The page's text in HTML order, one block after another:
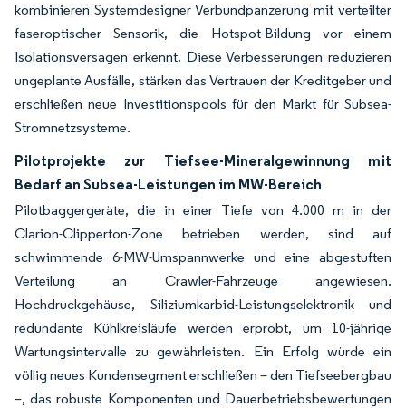
kombinieren Systemdesigner Verbundpanzerung mit verteilter
faseroptischer Sensorik, die Hotspot-Bildung vor einem
Isolationsversagen erkennt. Diese Verbesserungen reduzieren
ungeplante Ausfälle, stärken das Vertrauen der Kreditgeber und
erschließen neue Investitionspools für den Markt für Subsea-
Stromnetzsysteme.
Pilotprojekte zur Tiefsee-Mineralgewinnung mit
Bedarf an Subsea-Leistungen im MW-Bereich
Pilotbaggergeräte, die in einer Tiefe von 4.000 m in der
Clarion-Clipperton-Zone betrieben werden, sind auf
schwimmende 6-MW-Umspannwerke und eine abgestuften
Verteilung an Crawler-Fahrzeuge angewiesen.
Hochdruckgehäuse, Siliziumkarbid-Leistungselektronik und
redundante Kühlkreisläufe werden erprobt, um 10-jährige
Wartungsintervalle zu gewährleisten. Ein Erfolg würde ein
völlig neues Kundensegment erschließen – den Tiefseebergbau
–, das robuste Komponenten und Dauerbetriebsbewertungen